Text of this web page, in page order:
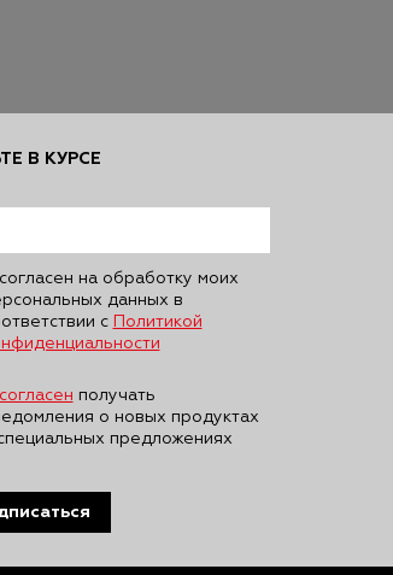
В КУРСЕ
на обработку моих
данных в
с Политикой
согласен получать
о новых продуктах
предложениях